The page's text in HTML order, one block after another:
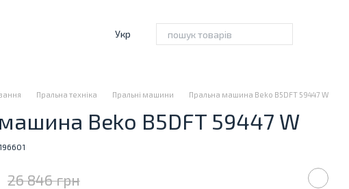
Укр
Пральна техніка Пральні машини Пральна машина Beko B5DFT 59447 W
Beko B5DFT 59447 W
26 846 грн